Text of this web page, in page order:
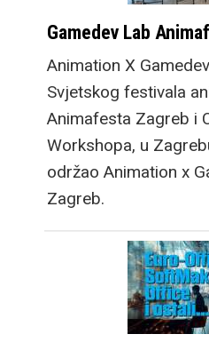
Gamedev Lab
Animation X
Svjetskog festivala
Animafesta Zagreb i
Workshopa, u
održao Animation x
Zagreb.